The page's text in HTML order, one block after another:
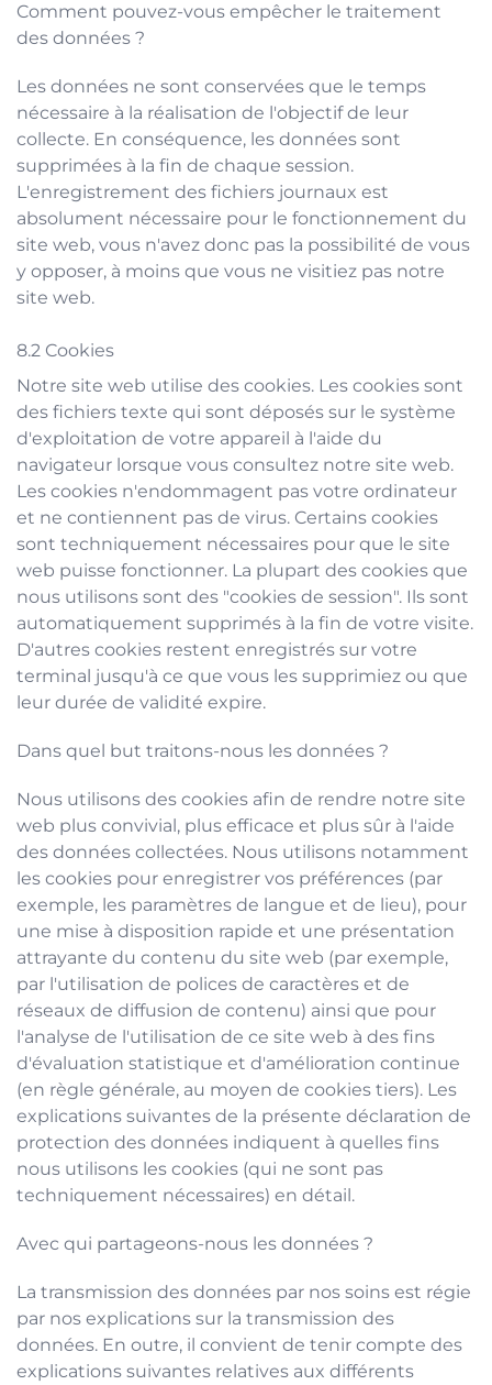
Comment pouvez-vous empêcher le traitement
des données ?
Les données ne sont conservées que le temps
nécessaire à la réalisation de l'objectif de leur
collecte. En conséquence, les données sont
supprimées à la fin de chaque session.
L'enregistrement des fichiers journaux est
absolument nécessaire pour le fonctionnement du
site web, vous n'avez donc pas la possibilité de vous
y opposer, à moins que vous ne visitiez pas notre
site web.
Cookies
Notre site web utilise des cookies. Les cookies sont
des fichiers texte qui sont déposés sur le système
d'exploitation de votre appareil à l'aide du
navigateur lorsque vous consultez notre site web.
Les cookies n'endommagent pas votre ordinateur
et ne contiennent pas de virus. Certains cookies
sont techniquement nécessaires pour que le site
web puisse fonctionner. La plupart des cookies que
nous utilisons sont des "cookies de session". Ils sont
automatiquement supprimés à la fin de votre visite.
D'autres cookies restent enregistrés sur votre
terminal jusqu'à ce que vous les supprimiez ou que
leur durée de validité expire.
Dans quel but traitons-nous les données ?
Nous utilisons des cookies afin de rendre notre site
web plus convivial, plus efficace et plus sûr à l'aide
des données collectées. Nous utilisons notamment
les cookies pour enregistrer vos préférences (par
exemple, les paramètres de langue et de lieu), pour
une mise à disposition rapide et une présentation
attrayante du contenu du site web (par exemple,
par l'utilisation de polices de caractères et de
réseaux de diffusion de contenu) ainsi que pour
l'analyse de l'utilisation de ce site web à des fins
d'évaluation statistique et d'amélioration continue
(en règle générale, au moyen de cookies tiers). Les
explications suivantes de la présente déclaration de
protection des données indiquent à quelles fins
nous utilisons les cookies (qui ne sont pas
techniquement nécessaires) en détail.
Avec qui partageons-nous les données ?
La transmission des données par nos soins est régie
par nos explications sur la transmission des
données. En outre, il convient de tenir compte des
explications suivantes relatives aux différents